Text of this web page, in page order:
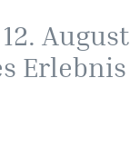
August
Erlebnis